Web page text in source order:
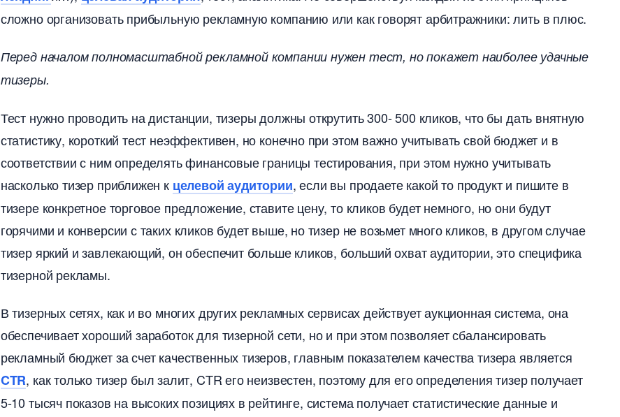
сложно организовать прибыльную рекламную компанию или как говорят арбитражники: лить в плюс.
Перед началом полномасштабной рекламной компании нужен тест, но покажет наиболее удачные
тизеры.
Тест нужно проводить на дистанции, тизеры должны открутить 300- 500 кликов, что бы дать внятную
статистику, короткий тест неэффективен, но конечно при этом важно учитывать свой бюджет и
соответствии с ним определять финансовые границы тестирования, при этом нужно учитывать
насколько тизер приближен к целевой аудитории, если вы продаете какой то продукт и пишите
тизере конкретное торговое предложение, ставите цену, то кликов будет немного, но они будут
орячими и конверсии с таких кликов будет выше, но тизер не возьмет много кликов, в другом случае
тизер яркий и завлекающий, он обеспечит больше кликов, больший охват аудитории, это специфика
тизерной рекламы.
тизерных сетях, как и во многих других рекламных сервисах действует аукционная система, она
обеспечивает хороший заработок для тизерной сети, но и при этом позволяет сбалансировать
рекламный бюджет за счет качественных тизеров, главным показателем качества тизера является
CTR, как только тизер был залит, CTR его неизвестен, поэтому для его определения тизер получает
5-10 тысяч показов на высоких позициях в рейтинге, система получает статистические данные и